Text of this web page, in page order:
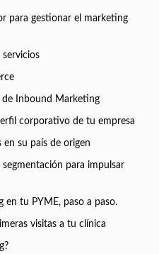
para gestionar el marketing
de Inbound Marketing
corporativo de tu empresa
en su país de origen
para impulsar
tu PYME, paso a paso.
visitas a tu clínica